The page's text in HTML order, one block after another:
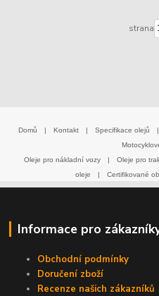
strana
Domů | Kontakt | Specifikace olejů |
Oleje pro nákladní vozy
| Oleje pro
oleje
| Certifikované
Informace pro
Obchodní podmínky
Doručení zboží
Recenze našich zákazníků